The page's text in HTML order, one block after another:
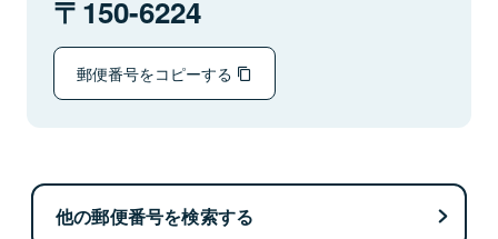
150-6224
郵便番号をコピーする
他の郵便番号を検索する